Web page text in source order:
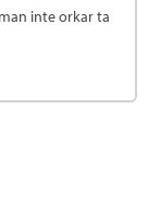
inte orkar ta